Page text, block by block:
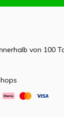
von 100